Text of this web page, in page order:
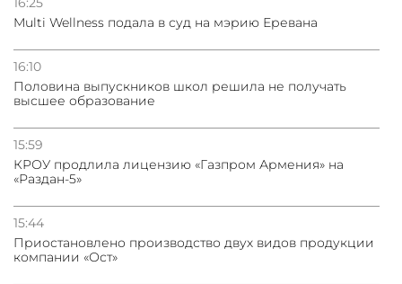
Multi Wellness подала в суд на мэрию Еревана
16:10
Половина выпускников школ решила не получать
высшее образование
15:59
КРОУ продлила лицензию «Газпром Армения» на
«Раздан-5»
15:44
Приостановлено производство двух видов продукции
компании «Ост»